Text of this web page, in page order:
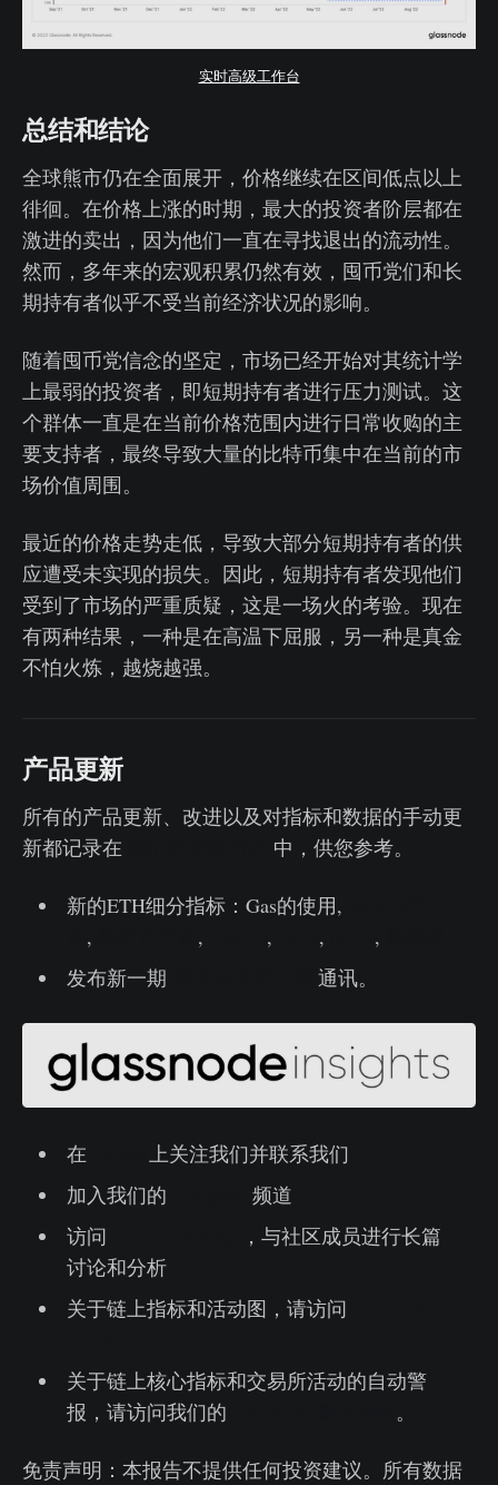
实时高级工作台
总结和结论
全球熊市仍在全面展开，价格继续在区间低点以上
徘徊。在价格上涨的时期，最大的投资者阶层都在
激进的卖出，因为他们一直在寻找退出的流动性。
然而，多年来的宏观积累仍然有效，囤币党们和长
期持有者似乎不受当前经济状况的影响。
随着囤币党信念的坚定，市场已经开始对其统计学
上最弱的投资者，即短期持有者进行压力测试。这
个群体一直是在当前价格范围内进行日常收购的主
要支持者，最终导致大量的比特币集中在当前的市
场价值周围。
最近的价格走势走低，导致大部分短期持有者的供
应遭受未实现的损失。因此，短期持有者发现他们
受到了市场的严重质疑，这是一场火的考验。现在
有两种结果，一种是在高温下屈服，另一种是真金
不怕火炼，越烧越强。
产品更新
所有的产品更新、改进以及对指标和数据的手动更
新都记录在
中，供您参考。
新的ETH细分指标：Gas的使用,
, , , , ,
发布新一期
通讯。
在
上关注我们并联系我们
加入我们的
频道
访问
，与社区成员进行长篇
讨论和分析
关于链上指标和活动图，请访问
关于链上核心指标和交易所活动的自动警
报，请访问我们的
。
免责声明：本报告不提供任何投资建议。所有数据